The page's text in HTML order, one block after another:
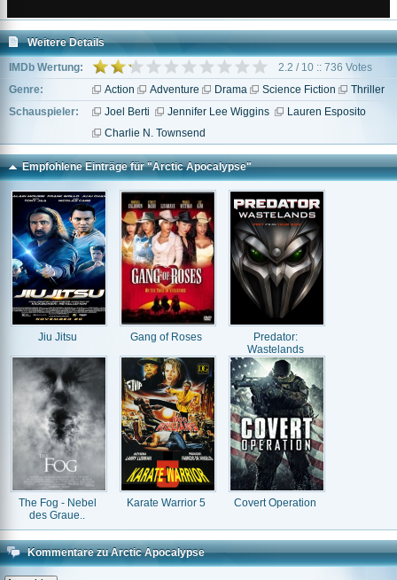
Weitere Details
IMDb Wertung:
2.2 / 10 :: 736 Votes
Genre:
Action Adventure Drama Science Fiction
Thriller
Schauspieler:
Joel Berti Jennifer Lee Wiggins
Lauren Esposito
Charlie N. Townsend
Empfohlene Einträge für "Arctic Apocalypse"
Jiu Jitsu Gang of Roses
Predator:
Wastelands
The Fog - Nebel
des Graue..
Karate Warrior 5 Covert Operation
Kommentare zu Arctic Apocalypse